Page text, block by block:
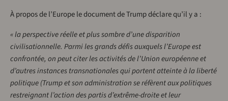
À propos de l’Europe le document de Trump déclare qu’il y a :
« la perspective réelle et plus sombre d’une disparition
civilisationnelle. Parmi les grands défis auxquels l’Europe est
confrontée, on peut citer les activités de l’Union européenne et
d’autres instances transnationales qui portent atteinte à la liberté
politique (Trump et son administration se réfèrent aux politiques
restreignant l’action des partis d’extrême-droite et leur